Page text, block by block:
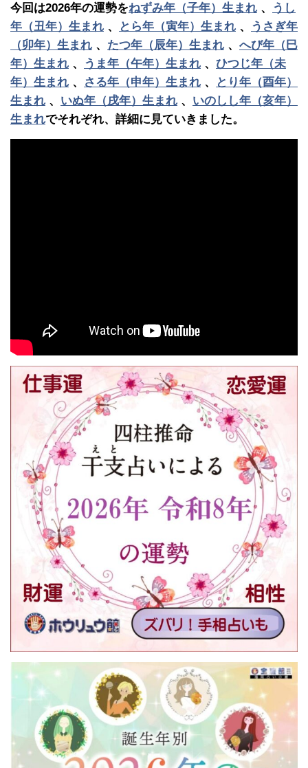
今回は2026年の運勢をねずみ年（子年）生まれ 、
うし
年（丑年）生まれ 、 とら年（寅年）生まれ 、
うさぎ年
（卯年）生まれ 、 たつ年（辰年）生まれ 、 へび年（巳
年）生まれ 、 うま年（午年）生まれ 、 ひつじ年（未
年）生まれ 、 さる年（申年）生まれ 、
とり年（酉年）
生まれ 、 いぬ年（戌年）生まれ 、 いのしし年（亥年）
生まれでそれぞれ、詳細に見ていきました。